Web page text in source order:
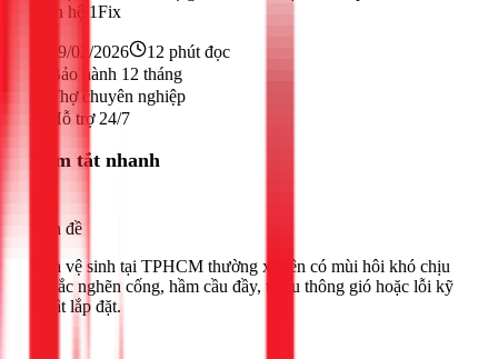
Liên hệ 1Fix
19/02/2026 12 phút đọc
Bảo hành 12 tháng
Thợ chuyên nghiệp
Hỗ trợ 24/7
Tóm tắt nhanh
Vấn đề
Nhà vệ sinh tại TPHCM thường xuyên có mùi hôi khó chịu
do tắc nghẽn cống, hầm cầu đầy, thiếu thông gió hoặc lỗi kỹ
thuật lắp đặt.